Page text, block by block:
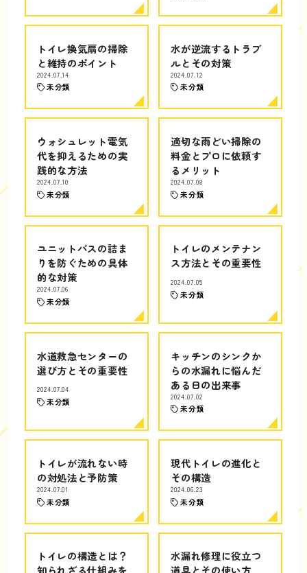
トイレ換気扇の掃除
と維持のポイント
2024.07.14
未分類
水が逆流するトラブ
ルとその対策
2024.07.12
未分類
ウォシュレット電気
代を抑えるための実
践的な方法
2024.07.10
未分類
適切な雨どい掃除の
料金とプロに依頼す
るメリット
2024.07.08
未分類
ユニットバスの詰ま
りを防ぐための具体
的な対策
2024.07.06
未分類
トイレのメンテナン
ス方法とその重要性
2024.07.05
未分類
水道救急センターの
選び方とその重要性
2024.07.04
未分類
キッチンのシンクか
らの水漏れに悩んだ
ある日の出来事
2024.07.02
未分類
トイレが流れない時
の対処法と予防策
2024.07.01
未分類
現代トイレの進化と
その構造
2024.06.23
未分類
トイレの構造とは？
水漏れ修理に役立つ